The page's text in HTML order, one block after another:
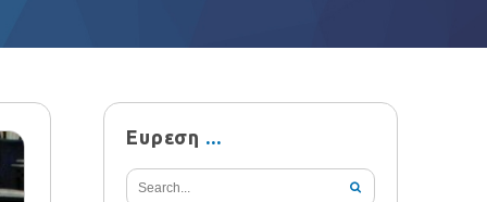
Ευρεση